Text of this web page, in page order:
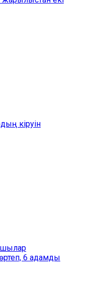
кіруін
6 адамды